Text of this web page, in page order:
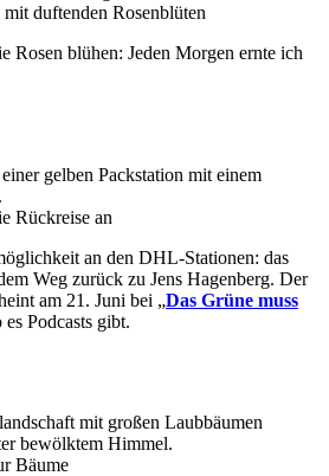
duftenden Rosenblüten
Rosen blühen: Jeden Morgen ernte ich
Rückreise an
an den DHL-Stationen: das
Weg zurück zu Jens Hagenberg. Der
am 21. Juni bei „Das Grüne muss
Podcasts gibt.
Bäume